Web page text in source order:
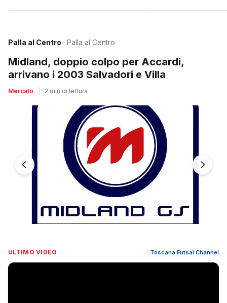
Palla al Centro · Palla al Centro
Midland, doppio colpo per Accardi,
arrivano i 2003 Salvadori e Villa
Mercato 2 min di lettura
ULTIMO VIDEO Toscana Futsal Channel